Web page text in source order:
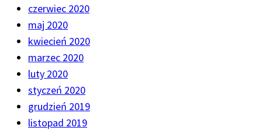
czerwiec 2020
maj 2020
kwiecień 2020
marzec 2020
luty 2020
styczeń 2020
grudzień 2019
listopad 2019